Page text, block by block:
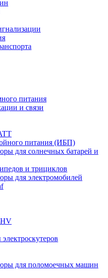
питания
и связи
питания (ИБП)
для солнечных батарей и
и трициклов
для электромобилей
для поломоечных машин